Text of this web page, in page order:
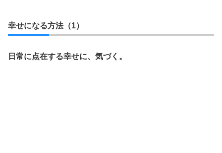
幸せになる方法（1）
日常に点在する幸せに、気づく。